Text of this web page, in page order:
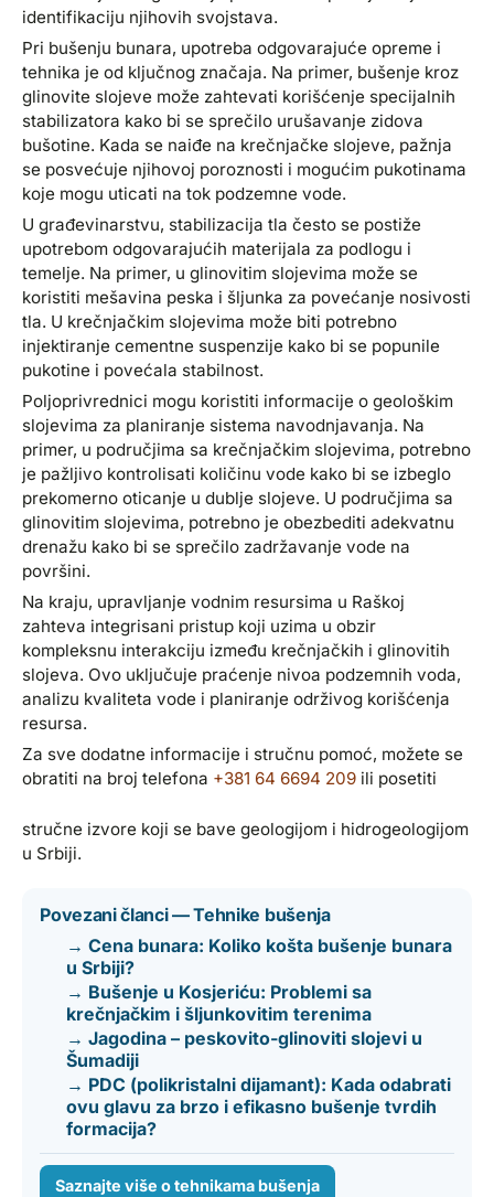
identifikaciju njihovih svojstava.
Pri bušenju bunara, upotreba odgovarajuće opreme i
tehnika je od ključnog značaja. Na primer, bušenje kroz
glinovite slojeve može zahtevati korišćenje specijalnih
stabilizatora kako bi se sprečilo urušavanje zidova
bušotine. Kada se naiđe na krečnjačke slojeve, pažnja
se posvećuje njihovoj poroznosti i mogućim pukotinama
koje mogu uticati na tok podzemne vode.
U građevinarstvu, stabilizacija tla često se postiže
upotrebom odgovarajućih materijala za podlogu i
temelje. Na primer, u glinovitim slojevima može se
koristiti mešavina peska i šljunka za povećanje nosivosti
tla. U krečnjačkim slojevima može biti potrebno
injektiranje cementne suspenzije kako bi se popunile
pukotine i povećala stabilnost.
Poljoprivrednici mogu koristiti informacije o geološkim
slojevima za planiranje sistema navodnjavanja. Na
primer, u područjima sa krečnjačkim slojevima, potrebno
je pažljivo kontrolisati količinu vode kako bi se izbeglo
prekomerno oticanje u dublje slojeve. U područjima sa
glinovitim slojevima, potrebno je obezbediti adekvatnu
drenažu kako bi se sprečilo zadržavanje vode na
površini.
Na kraju, upravljanje vodnim resursima u Raškoj
zahteva integrisani pristup koji uzima u obzir
kompleksnu interakciju između krečnjačkih i glinovitih
slojeva. Ovo uključuje praćenje nivoa podzemnih voda,
analizu kvaliteta vode i planiranje održivog korišćenja
resursa.
Za sve dodatne informacije i stručnu pomoć, možete se
obratiti na broj telefona +381 64 6694 209 ili posetiti
stručne izvore koji se bave geologijom i hidrogeologijom
u Srbiji.
Povezani članci — Tehnike bušenja
→ Cena bunara: Koliko košta bušenje bunara
u Srbiji?
→ Bušenje u Kosjeriću: Problemi sa
krečnjačkim i šljunkovitim terenima
→ Jagodina – peskovito-glinoviti slojevi u
Šumadiji
→ PDC (polikristalni dijamant): Kada odabrati
ovu glavu za brzo i efikasno bušenje tvrdih
formacija?
Saznajte više o tehnikama bušenja